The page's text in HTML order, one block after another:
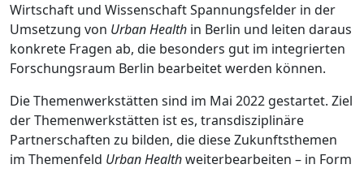
Wirtschaft und Wissenschaft Spannungsfelder in der
Umsetzung von Urban Health in Berlin und leiten daraus
konkrete Fragen ab, die besonders gut im integrierten
Forschungsraum Berlin bearbeitet werden können.
Die Themenwerkstätten sind im Mai 2022 gestartet. Ziel
der Themenwerkstätten ist es, transdisziplinäre
Partnerschaften zu bilden, die diese Zukunftsthemen
im Themenfeld Urban Healthweiterbearbeiten – in Form